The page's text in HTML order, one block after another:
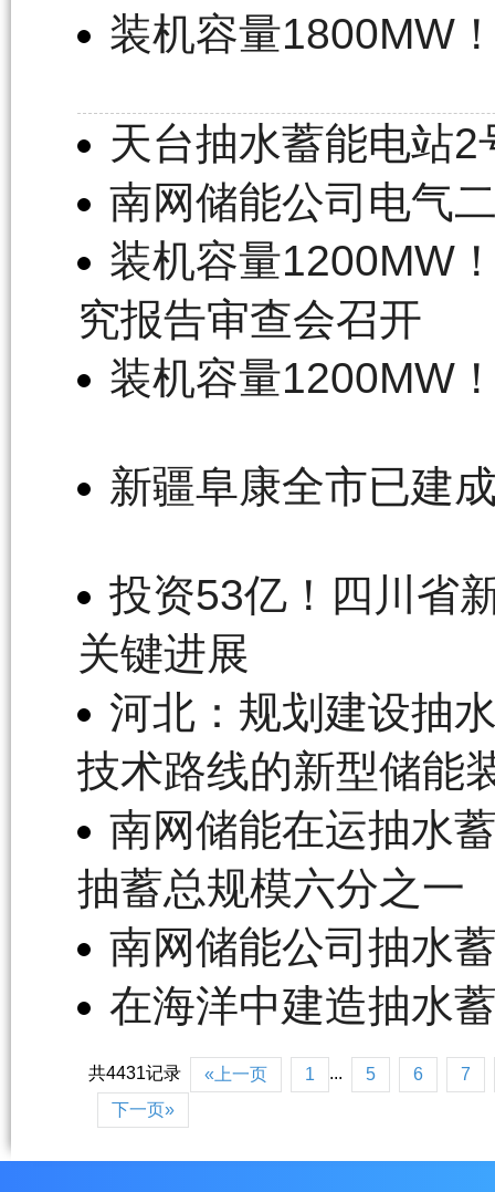
装机容量1800MW
天台抽水蓄能电站
南网储能公司电气
装机容量1200MW
究报告审查会召开
装机容量1200MW
新疆阜康全市已建
投资53亿！四川省
关键进展
河北：规划建设抽
技术路线的新型储能
南网储能在运抽水
抽蓄总规模六分之一
南网储能公司抽水
在海洋中建造抽水
共4431记录 «上一页 1 ... 5 6
7
下一页»